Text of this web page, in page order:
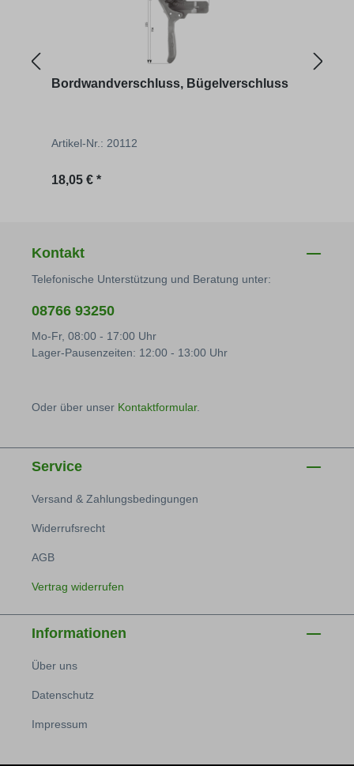
Bordwandverschluss, Bügelverschluss
Artikel-Nr.: 20112
Regulärer Preis:
18,05 € *
Kontakt
Telefonische Unterstützung und Beratung unter:
08766 93250
Mo-Fr, 08:00 - 17:00 Uhr
Lager-Pausenzeiten: 12:00 - 13:00 Uhr
Oder über unser Kontaktformular.
Service
Versand & Zahlungsbedingungen
Widerrufsrecht
AGB
Vertrag widerrufen
Informationen
Über uns
Datenschutz
Impressum